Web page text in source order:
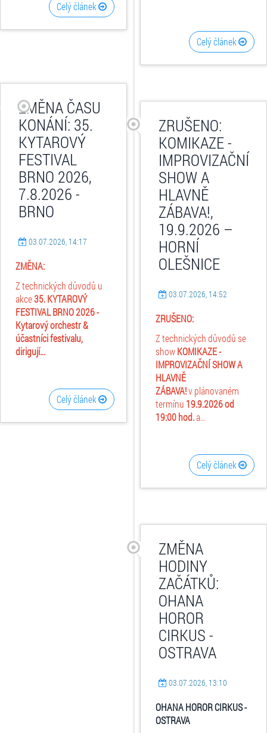
Celý článek
Celý článek
ZRUŠENO:
KOMIKAZE -
IMPROVIZAČNÍ
SHOW A
HLAVNĚ
ZÁBAVA!,
19.9.2026 –
HORNÍ
OLEŠNICE
03.07.2026, 14:52
ZRUŠENO:
Z technických důvodů se
showKOMIKAZE -
IMPROVIZAČNÍ SHOW A
HLAVNĚ
ZÁBAVA!v plánovaném
termínu 19.9.2026od
19:00 hod.a...
Celý článek
ZMĚNA ČASU
KONÁNÍ: 35.
KYTAROVÝ
FESTIVAL
BRNO 2026,
7.8.2026 -
BRNO
03.07.2026, 14:17
ZMĚNA:
Z technických důvodů u
akce35. KYTAROVÝ
FESTIVAL BRNO 2026 -
Kytarový orchestr &
účastníci festivalu,
dirigují...
Celý článek
ZMĚNA
HODINY
ZAČÁTKŮ:
OHANA
HOROR
CIRKUS -
OSTRAVA
03.07.2026, 13:10
OHANA HOROR CIRKUS -
OSTRAVA